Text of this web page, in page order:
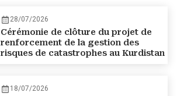
28/07/2026
Cérémonie de clôture du projet de
renforcement de la gestion des
risques de catastrophes au Kurdistan
18/07/2026